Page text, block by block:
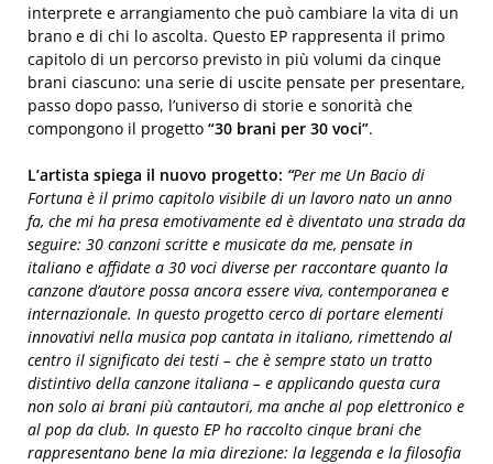
interprete e arrangiamento che può cambiare la vita di un
brano e di chi lo ascolta. Questo EP rappresenta il primo
capitolo di un percorso previsto in più volumi da cinque
brani ciascuno: una serie di uscite pensate per presentare,
passo dopo passo, l’universo di storie e sonorità che
compongono il progetto “30 brani per 30 voci”.
L’artista spiega il nuovo progetto: “Per me Un Bacio di
Fortuna è il primo capitolo visibile di un lavoro nato un anno
fa, che mi ha presa emotivamente ed è diventato una strada da
seguire: 30 canzoni scritte e musicate da me, pensate in
italiano e affidate a 30 voci diverse per raccontare quanto la
canzone d’autore possa ancora essere viva, contemporanea e
internazionale. In questo progetto cerco di portare elementi
innovativi nella musica pop cantata in italiano, rimettendo al
centro il significato dei testi – che è sempre stato un tratto
distintivo della canzone italiana – e applicando questa cura
non solo ai brani più cantautori, ma anche al pop elettronico e
al pop da club. In questo EP ho raccolto cinque brani che
rappresentano bene la mia direzione: la leggenda e la filosofia